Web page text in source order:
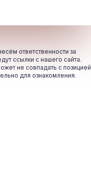
ответственности за
ссылки с нашего сайта.
не совпадать с позицией
для ознакомления.